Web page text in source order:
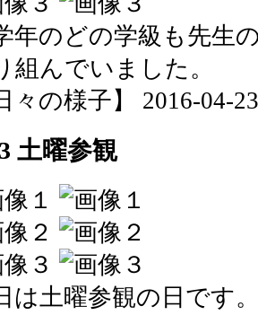
年のどの学級も先生
組んでいました。
々の様子】 2016-04-
土曜参観
は土曜参観の日です